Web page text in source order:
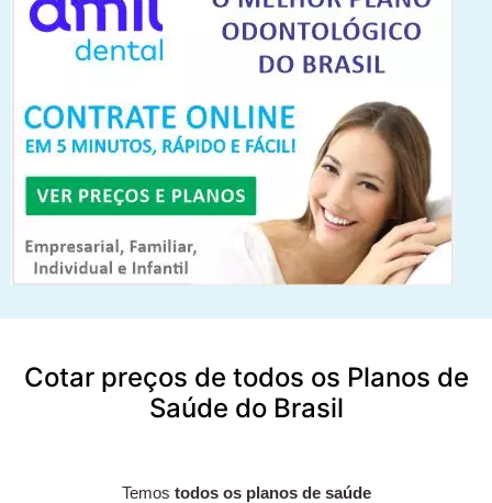
Cotar preços de todos os Planos de
Saúde do Brasil
Temos todos os planos de saúde